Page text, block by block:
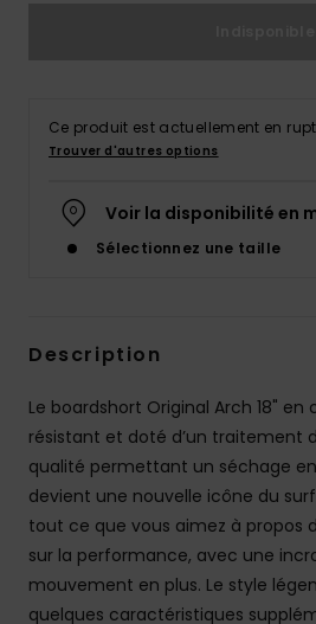
Ce produit est actuellement en
Trouver d'autres options
Voir la disponibilité en
Sélectionnez une taille
Description
Le boardshort Original Arch 18"
résistant et doté d’un traitement
qualité permettant un séchage
devient une nouvelle icône du
tout ce que vous aimez à propos
sur la performance, avec une
mouvement en plus. Le style
quelques caractéristiques